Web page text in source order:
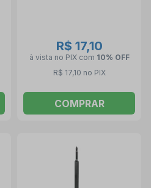
R$ 17,10
à vista no PIX com 10% OFF
R$ 17,10 no PIX
COMPRAR